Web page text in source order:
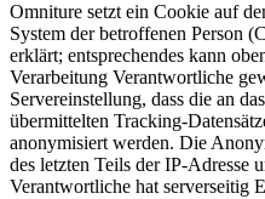
Omniture setzt ein Cookie auf
System der betroffenen Person
erklärt; entsprechendes kann
Verarbeitung Verantwortliche
Servereinstellung, dass die an
übermittelten Tracking-
anonymisiert werden. Die
des letzten Teils der IP-Adresse
Verantwortliche hat serverseitig